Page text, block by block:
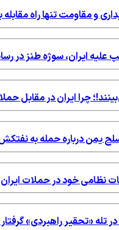
و مقاومت تنها راه
علیه ایران، سوژه طنز در
چرا ایران در
یمن درباره حمله به
نظامی خود در حملات
تله «تحقیر راهبردی»